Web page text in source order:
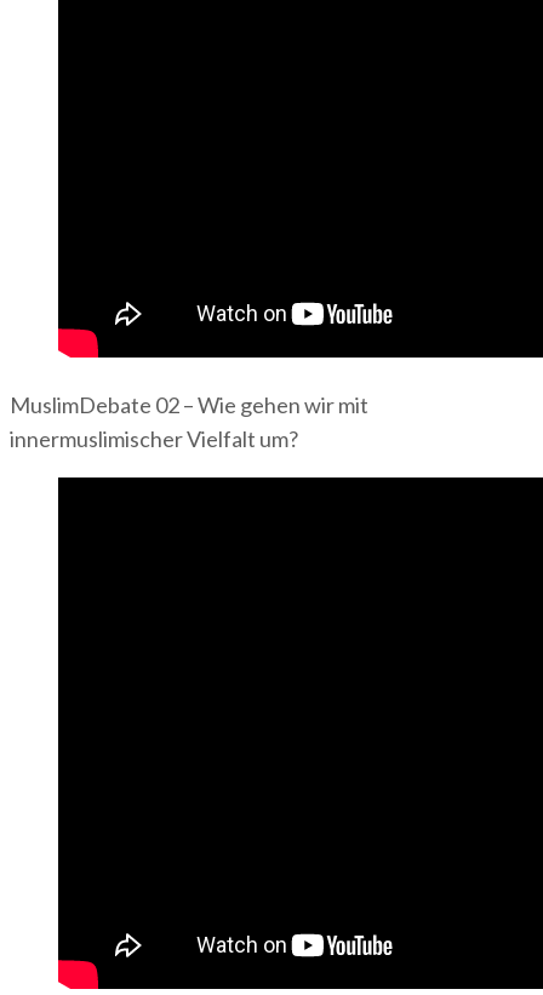
MuslimDebate 02 – Wie gehen wir mit
innermuslimischer Vielfalt um?